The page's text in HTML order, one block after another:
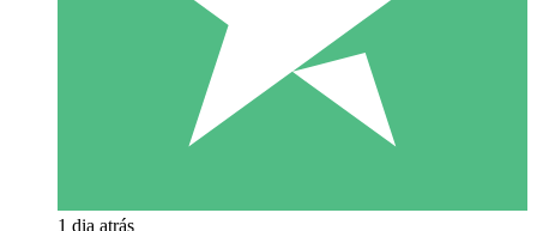
1 dia atrás